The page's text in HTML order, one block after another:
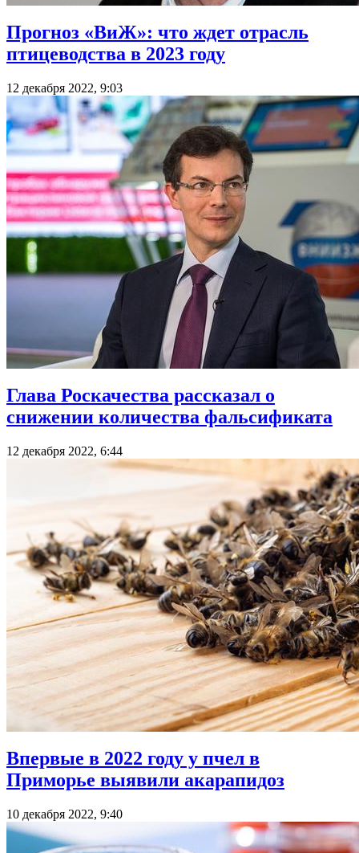
Прогноз «ВиЖ»: что ждет отрасль
птицеводства в 2023 году
12 декабря 2022, 9:03
Глава Роскачества рассказал о
снижении количества фальсификата
12 декабря 2022, 6:44
Впервые в 2022 году у пчел в
Приморье выявили акарапидоз
10 декабря 2022, 9:40